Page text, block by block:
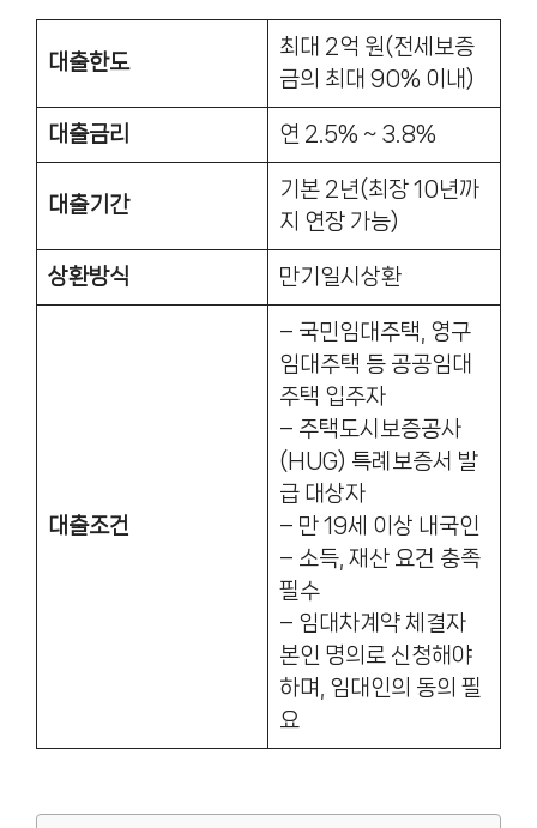
대출한도
최대 2억 원(전세보증
금의 최대 90% 이내)
대출금리 연 2.5% ~ 3.8%
대출기간
기본 2년(최장 10년까
지 연장 가능)
상환방식 만기일시상환
대출조건
– 국민임대주택, 영구
임대주택 등 공공임대
주택 입주자
– 주택도시보증공사
(HUG) 특례보증서 발
급 대상자
– 만 19세 이상 내국인
– 소득, 재산 요건 충족
필수
– 임대차계약 체결자
본인 명의로 신청해야
하며, 임대인의 동의 필
요